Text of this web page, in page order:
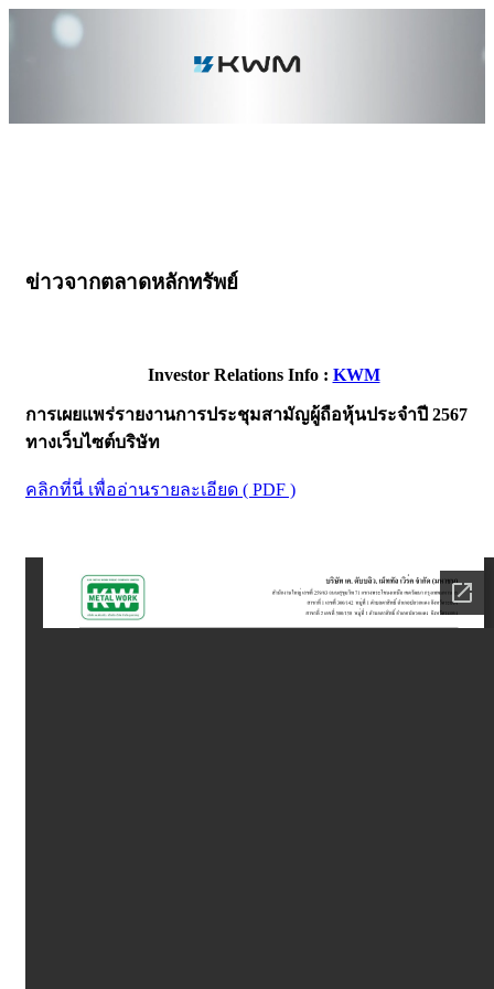
ข่าวจากตลาดหลักทรัพย์
Investor Relations Info : KWM
การเผยแพร่รายงานการประชุมสามัญผู้ถือหุ้นประจำปี 2567
ทางเว็บไซต์บริษัท
คลิกที่นี่ เพื่ออ่านรายละเอียด ( PDF )